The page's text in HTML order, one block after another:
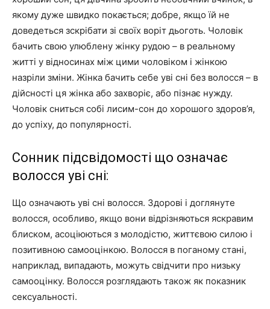
якому дуже швидко покається; добре, якщо їй не
доведеться зскрібати зі своїх воріт дьоготь. Чоловік
бачить свою улюблену жінку рудою – в реальному
житті у відносинах між цими чоловіком і жінкою
назріли зміни. Жінка бачить себе уві сні без волосся – в
дійсності ця жінка або захворіє, або пізнає нужду.
Чоловік сниться собі лисим-сон до хорошого здоров’я,
до успіху, до популярності.
Сонник підсвідомості що означає
волосся уві сні:
Що означають уві сні волосся. Здорові і доглянуте
волосся, особливо, якщо вони відрізняються яскравим
блиском, асоціюються з молодістю, життєвою силою і
позитивною самооцінкою. Волосся в поганому стані,
наприклад, випадають, можуть свідчити про низьку
самооцінку. Волосся розглядають також як показник
сексуальності.